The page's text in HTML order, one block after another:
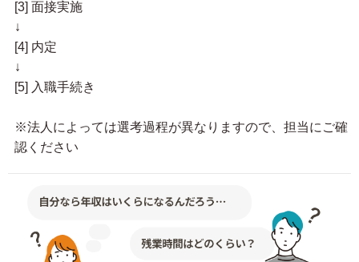
[3] 面接実施
↓
[4] 内定
↓
[5] 入職手続き
※法人によっては選考過程が異なりますので、担当にご確
認ください